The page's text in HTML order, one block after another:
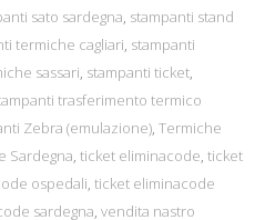
sato sardegna, stampanti stand
termiche cagliari, stampanti
sassari, stampanti ticket,
trasferimento termico
Zebra (emulazione), Termiche
Sardegna, ticket eliminacode, ticket
ospedali, ticket eliminacode
sardegna, vendita nastro